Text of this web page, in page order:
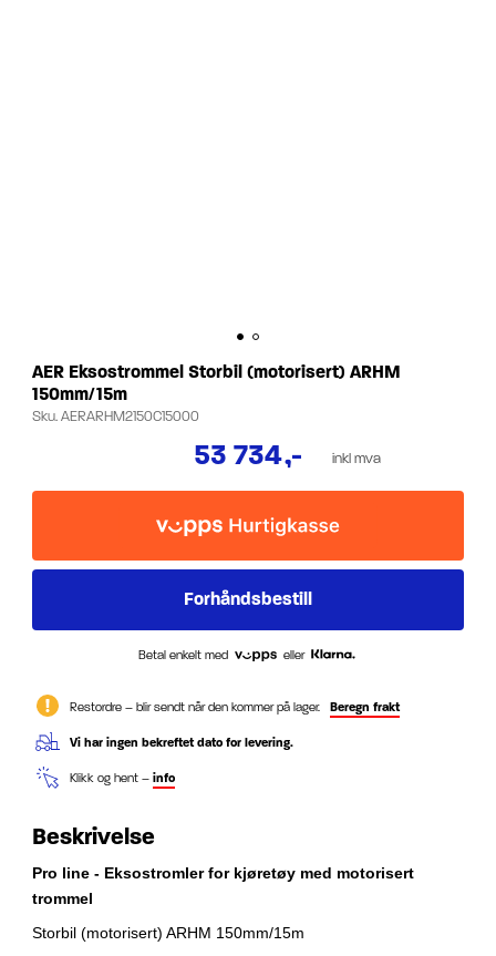
AER Eksostrommel Storbil (motorisert) ARHM
150mm/15m
Sku.AERARHM2150C15000
53 734,- inkl mva
Betal enkelt med eller
Restordre – blir sendt når den kommer på lager. Beregn frakt
Vi har ingen bekreftet dato for levering.
Klikk og hent – info
Beskrivelse
Pro line - Eksostromler for kjøretøy med motorisert
trommel
Storbil (motorisert) ARHM 150mm/15m